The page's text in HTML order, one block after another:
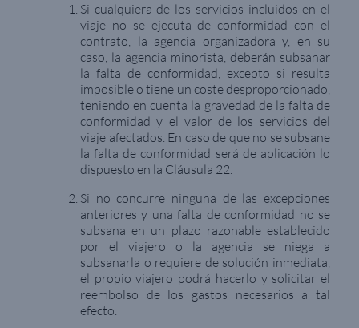
Si cualquiera de los servicios incluidos en el
viaje no se ejecuta de conformidad con el
contrato, la agencia organizadora y, en su
caso, la agencia minorista, deberán subsanar
la falta de conformidad, excepto si resulta
imposible o tiene un coste desproporcionado,
teniendo en cuenta la gravedad de la falta de
conformidad y el valor de los servicios del
viaje afectados. En caso de que no se subsane
la falta de conformidad será de aplicación lo
dispuesto en la Cláusula 22.
Si no concurre ninguna de las excepciones
anteriores y una falta de conformidad no se
subsana en un plazo razonable establecido
por el viajero o la agencia se niega a
subsanarla o requiere de solución inmediata,
el propio viajero podrá hacerlo y solicitar el
reembolso de los gastos necesarios a tal
efecto.